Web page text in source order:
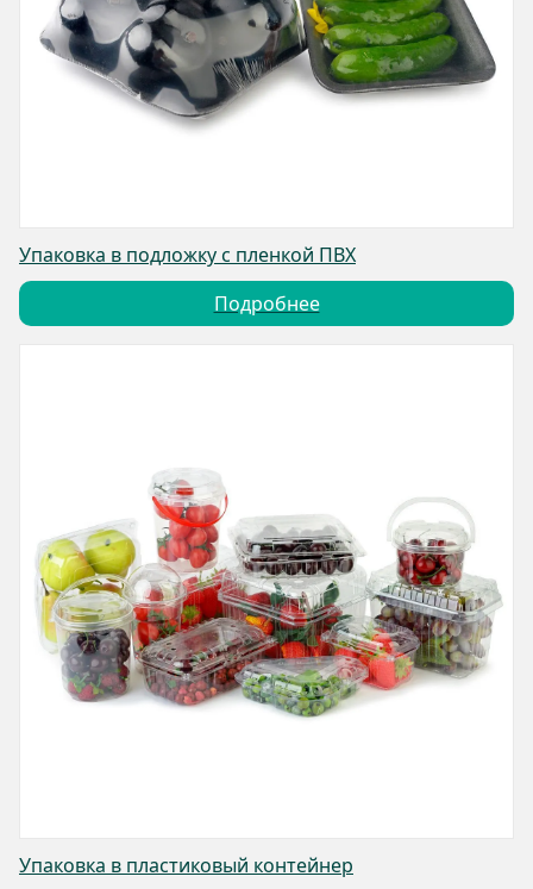
Упаковка в подложку с пленкой ПВХ
Подробнее
Упаковка в пластиковый контейнер